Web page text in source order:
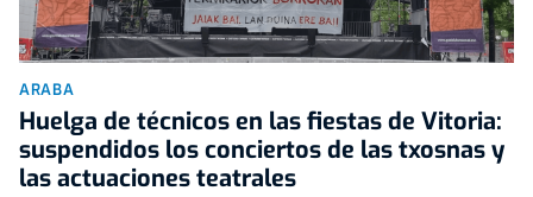
ARABA
Huelga de técnicos en las fiestas de Vitoria:
suspendidos los conciertos de las txosnas y
las actuaciones teatrales